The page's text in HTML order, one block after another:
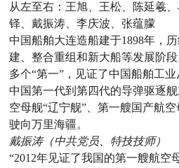
从左至右：王旭、王松、陈延羲
铎、戴振涛、李庆波、张蕴朦
中国船舶大连造船建于1898年，
建、整合重组和新大船等发展阶
多个“第一”，见证了中国船舶工
中国第一代到第四代的导弹驱逐
空母舰“辽宁舰”、第一艘国产航
驶向万里海疆。
戴振涛（中共党员、特技技师）
“2012年见证了我国的第一艘航空